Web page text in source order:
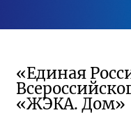
«Единая
«ЖЭКА. Дом»